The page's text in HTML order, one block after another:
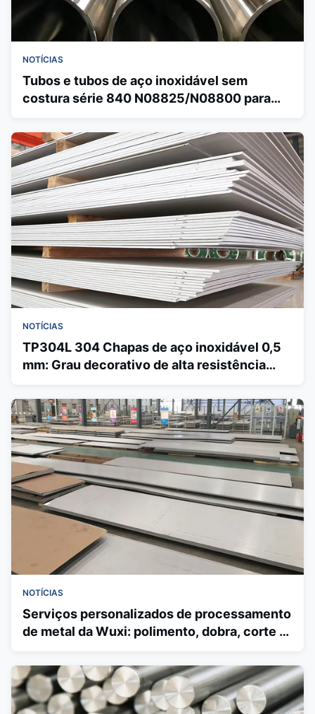
NOTÍCIAS
Tubos e tubos de aço inoxidável sem
costura série 840 N08825/N08800 para
NOTÍCIAS
TP304L 304 Chapas de aço inoxidável 0,5
mm: Grau decorativo de alta resistência
NOTÍCIAS
Serviços personalizados de processamento
de metal da Wuxi: polimento, dobra, corte e